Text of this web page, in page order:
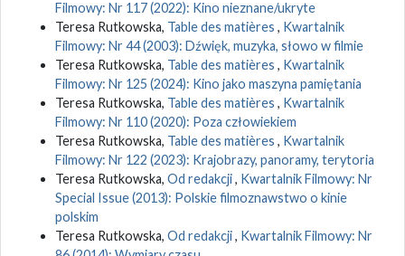
Filmowy: Nr 117 (2022): Kino nieznane/ukryte
Teresa Rutkowska, Table des matières , Kwartalnik
Filmowy: Nr 44 (2003): Dźwięk, muzyka, słowo w filmie
Teresa Rutkowska, Table des matières , Kwartalnik
Filmowy: Nr 125 (2024): Kino jako maszyna pamiętania
Teresa Rutkowska, Table des matières , Kwartalnik
Filmowy: Nr 110 (2020): Poza człowiekiem
Teresa Rutkowska, Table des matières , Kwartalnik
Filmowy: Nr 122 (2023): Krajobrazy, panoramy, terytoria
Teresa Rutkowska, Od redakcji, Kwartalnik Filmowy: Nr
Special Issue (2013): Polskie filmoznawstwo o kinie
polskim
Teresa Rutkowska, Od redakcji, Kwartalnik Filmowy: Nr